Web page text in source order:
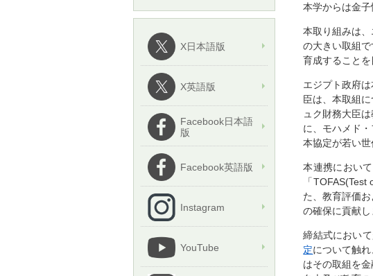
本学からは金
本取り組みは
の大きい取組
育成することを
エジプト政府
臣は、本取組
ュク財務大臣
に、モハメド
本協定が若い
本連携におい
「
た、教育評価
の確保に貢献し
締結式におい
定について触
はその取組を
X日本語版
X英語版
Facebook日本語
版
Facebook英語版
Instagram
YouTube